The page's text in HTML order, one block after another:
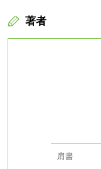
著者
肩書